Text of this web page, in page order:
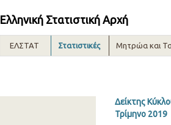
Ελληνική Στατιστική Αρχή
ΕΛΣΤΑΤ Στατιστικές Μητρώα και
Δείκτης
Τρίμηνο 2019